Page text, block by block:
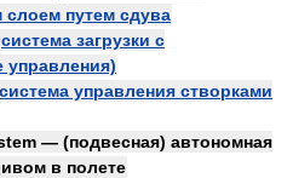
путем сдува
система загрузки с
управления)
система управления створками
— (подвесная) автономная
в полете